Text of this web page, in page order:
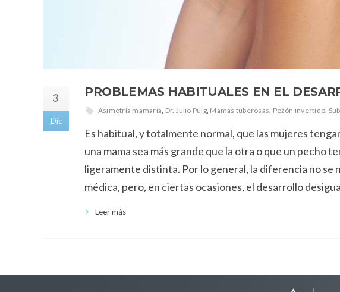
3
Dic
PROBLEMAS HABITUALES EN EL
Asimetría mamaria, Dr. Julio Puig, Mamas tuberosas, Pezón invertido,
Es habitual, y totalmente normal, que las mujeres
una mama sea más grande que la otra o que un pecho
ligeramente distinta. Por lo general, la diferencia no se
médica, pero, en ciertas ocasiones, el desarrollo
Leer más